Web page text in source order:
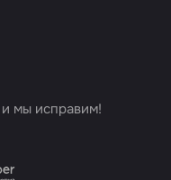
мы исправим!